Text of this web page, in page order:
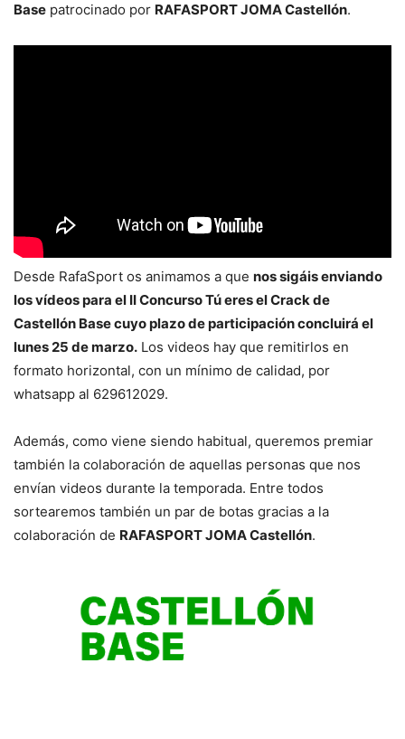
Base patrocinado por RAFASPORT JOMA Castellón.
Desde RafaSport os animamos a que nos sigáis enviando
los vídeos para el II Concurso Tú eres el Crack de
Castellón Base cuyo plazo de participación concluirá el
lunes 25 de marzo. Los videos hay que remitirlos en
formato horizontal, con un mínimo de calidad, por
whatsapp al 629612029.
Además, como viene siendo habitual, queremos premiar
también la colaboración de aquellas personas que nos
envían videos durante la temporada. Entre todos
sortearemos también un par de botas gracias a la
colaboración de RAFASPORT JOMA Castellón.